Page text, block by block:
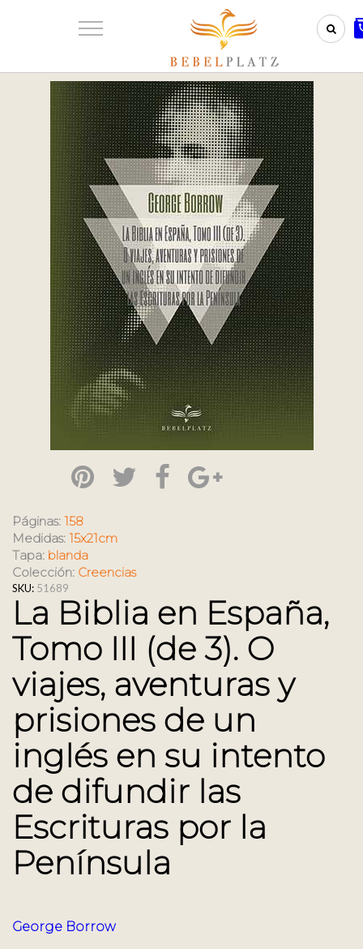
Páginas: 158
Medidas: 15x21cm
Tapa: blanda
Colección: Creencias
SKU: 51689
La Biblia en España,
Tomo III (de 3). O
viajes, aventuras y
prisiones de un
inglés en su intento
de difundir las
Escrituras por la
Península
George Borrow